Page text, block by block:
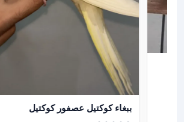
عرض تفاصيل ببغاء كوكتيل عصفور
ببغاء كوكتيل عصفور كوكتيل